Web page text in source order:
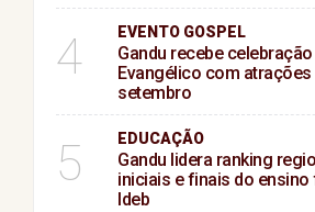
4 EVENTO GOSPEL
Gandu recebe
Evangélico com
setembro
5 EDUCAÇÃO
Gandu lidera ranking
iniciais e finais do
Ideb